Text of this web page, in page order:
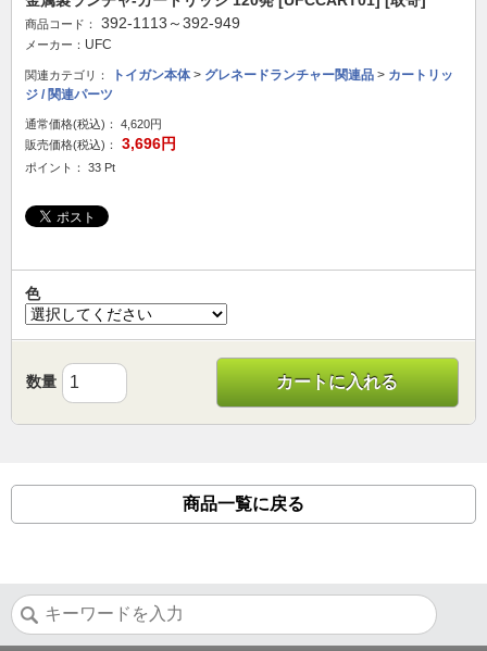
商品コード： 392-1113～392-949
メーカー： UFC
関連カテゴリ： トイガン本体> グレネードランチャー関連品 > カートリッ
ジ / 関連パーツ
通常価格(税込)：
4,620円
販売価格(税込)：
3,696円
ポイント： 33 Pt
色
数量 カートに入れる
商品一覧に戻る